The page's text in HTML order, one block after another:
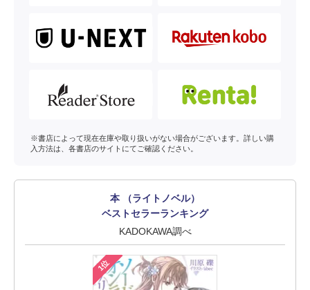
※書店によって現在在庫や取り扱いがない場合がございます。詳しい購
入方法は、各書店のサイトにてご確認ください。
本 （ライトノベル）
ベストセラーランキング
KADOKAWA調べ
1位